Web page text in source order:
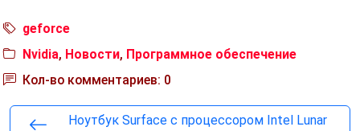
geforce
Nvidia, Новости, Программное обеспечение
Кол-во комментариев: 0
Ноутбук Surface с процессором Intel Lunar